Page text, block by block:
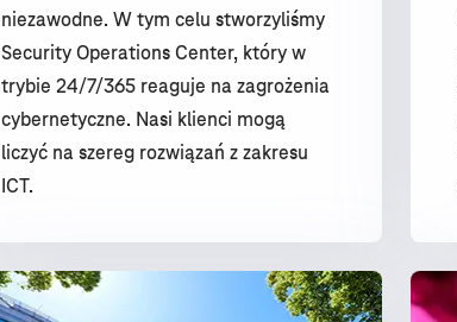
niezawodne. W tym celu stworzyliśmy
Security Operations Center, który w
trybie 24/7/365 reaguje na zagrożenia
cybernetyczne. Nasi klienci mogą
liczyć na szereg rozwiązań z zakresu
ICT.